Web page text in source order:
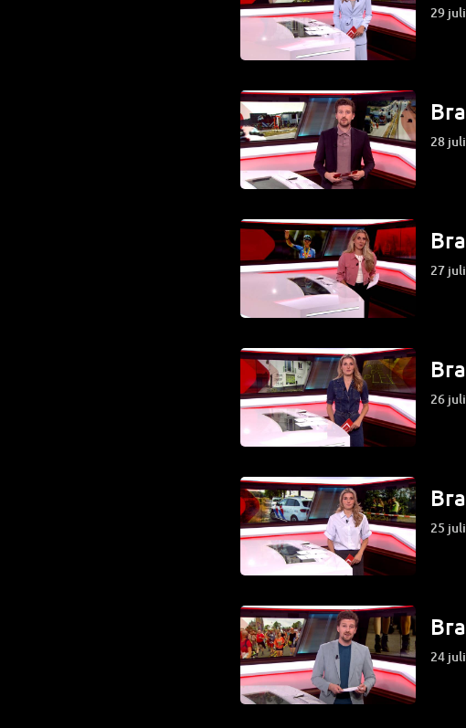
29
28
27
26
25
24